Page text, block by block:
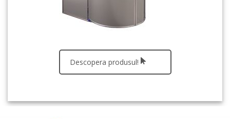
Descopera produsul!